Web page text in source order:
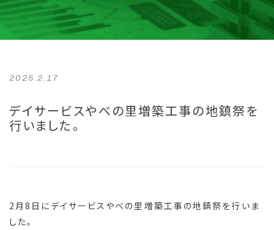
2025.2.17
デイサービスやべの里増築工事の地鎮祭を
行いました。
2月8日にデイサービスやべの里増築工事の地鎮祭を行いま
した。